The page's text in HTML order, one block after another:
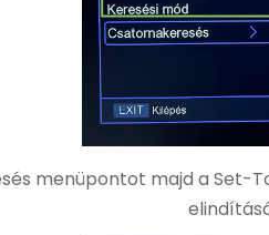
menüpontot majd a